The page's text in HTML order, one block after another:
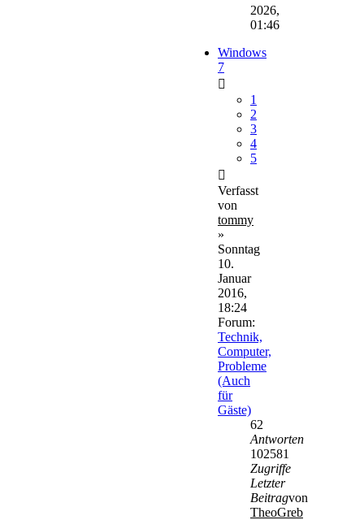
2026,
01:46
Windows
7
1
2
3
4
5
Verfasst
von
tommy
»
Sonntag
10.
Januar
2016,
18:24
Forum:
Technik,
Computer,
Probleme
(Auch
für
Gäste)
62
Antworten
102581
Zugriffe
Letzter
Beitragvon
TheoGreb